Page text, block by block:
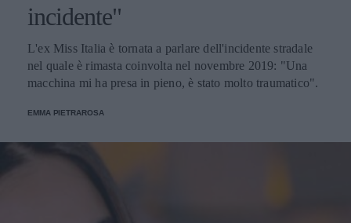
incidente"
L'ex Miss Italia è tornata a parlare dell'incidente stradale
nel quale è rimasta coinvolta nel novembre 2019: "Una
macchina mi ha presa in pieno, è stato molto traumatico".
EMMA PIETRAROSA